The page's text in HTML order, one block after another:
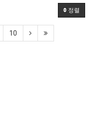
정렬
10